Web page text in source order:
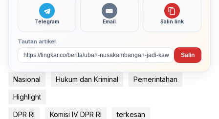
Telegram Email Salin link
Tautan artikel
Salin
Nasional Hukum dan Kriminal Pemerintahan
Highlight
DPR RI Komisi IV DPR RI terkesan